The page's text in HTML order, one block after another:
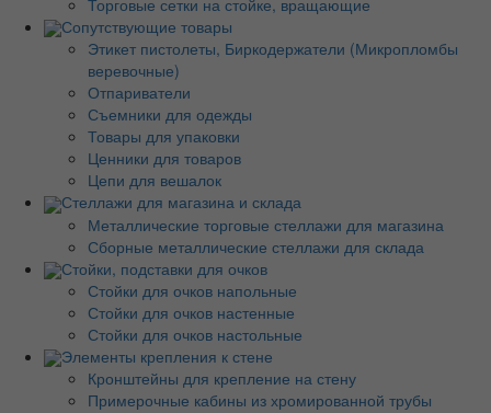
Торговые сетки на стойке, вращающие
Сопутствующие товары
Этикет пистолеты, Биркодержатели (Микропломбы
веревочные)
Отпариватели
Съемники для одежды
Товары для упаковки
Ценники для товаров
Цепи для вешалок
Стеллажи для магазина и склада
Металлические торговые стеллажи для магазина
Сборные металлические стеллажи для склада
Стойки, подставки для очков
Стойки для очков напольные
Стойки для очков настенные
Стойки для очков настольные
Элементы крепления к стене
Кронштейны для крепление на стену
Примерочные кабины из хромированной трубы